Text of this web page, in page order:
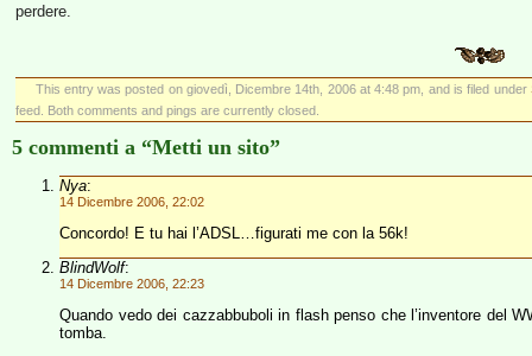
perdere.
This entry was posted on giovedì, Dicembre 14th, 2006 at 4:48 pm, and is filed under
feed. Both comments and pings are currently closed.
5 commenti a “Metti un sito”
Nya:
14 Dicembre 2006, 22:02
Concordo! E tu hai l’ADSL…figurati me con la 56k!
BlindWolf:
14 Dicembre 2006, 22:23
Quando vedo dei cazzabbuboli in flash penso che l’inventore del
tomba.